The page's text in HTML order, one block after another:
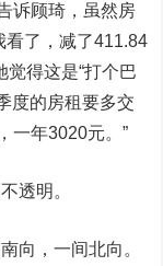
诉顾琦，虽然房
看了，减了411.84
觉得这是“打个巴
度的房租要多交
一年3020元。”
透明。
，一间北向。